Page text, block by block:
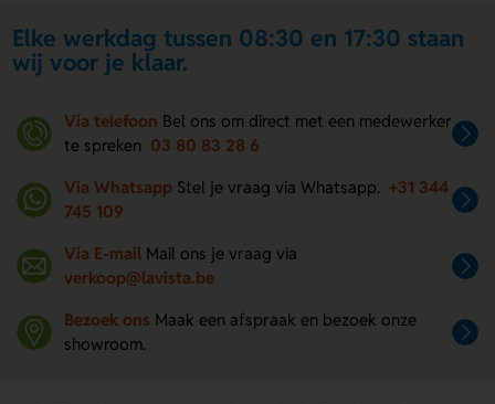
Elke werkdag tussen 08:30 en 17:30 staan
wij voor je klaar.
Via telefoon Bel ons om direct met een medewerker
te spreken 03 80 83 28 6
Via Whatsapp Stel je vraag via Whatsapp. +31 344
745 109
Via E-mail Mail ons je vraag via
verkoop@lavista.be
Bezoek ons Maak een afspraak en bezoek onze
showroom.